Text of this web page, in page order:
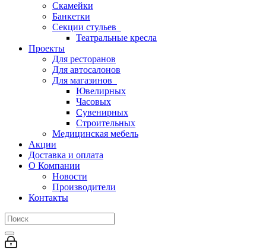
Скамейки
Банкетки
Секции стульев
Театральные кресла
Проекты
Для ресторанов
Для автосалонов
Для магазинов
Ювелирных
Часовых
Сувенирных
Строительных
Медицинская мебель
Акции
Доставка и оплата
О Компании
Новости
Производители
Контакты